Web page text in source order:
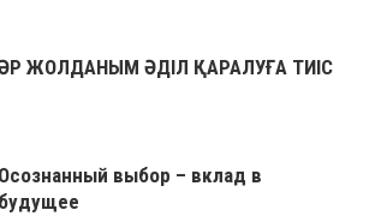
ЖОЛДАНЫМ ӘДІЛ ҚАРАЛУҒА ТИІС
Осознанный выбор – вклад в
будущее